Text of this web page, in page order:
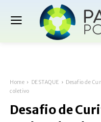
Home DESTAQUE
Desafio de
coletivo
Desafio de